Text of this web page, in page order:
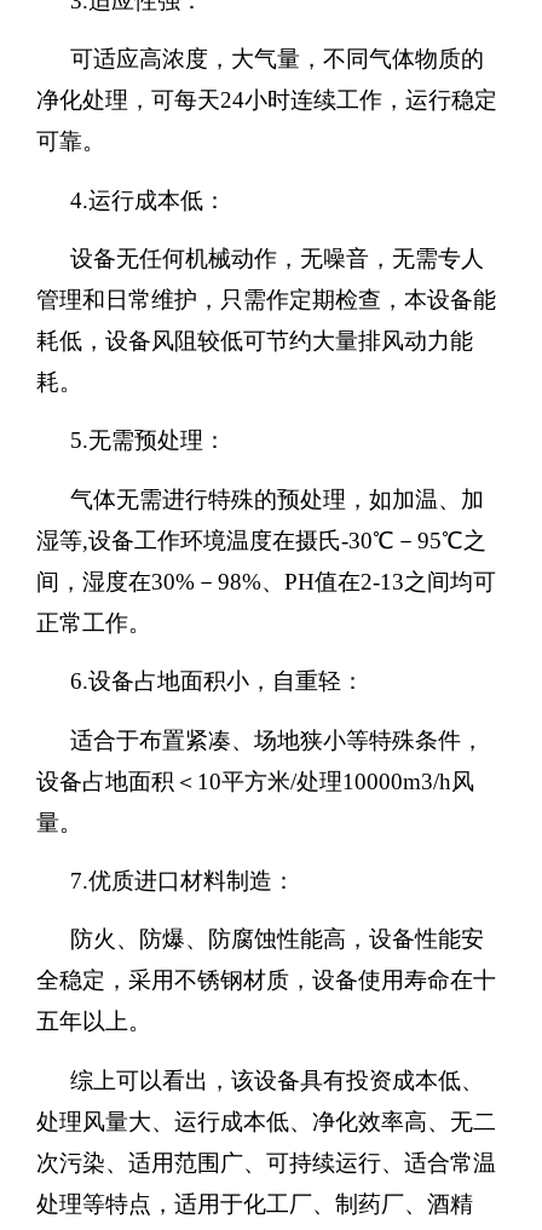
可适应高浓度，大气量，不同气体物质的
净化处理，可每天24小时连续工作，运行稳定
可靠。
4.运行成本低：
设备无任何机械动作，无噪音，无需专人
管理和日常维护，只需作定期检查，本设备能
耗低，设备风阻较低可节约大量排风动力能
耗。
5.无需预处理：
气体无需进行特殊的预处理，如加温、加
湿等,设备工作环境温度在摄氏-30℃－95℃之
间，湿度在30%－98%、PH值在2-13之间均可
正常工作。
6.设备占地面积小，自重轻：
适合于布置紧凑、场地狭小等特殊条件，
设备占地面积＜ 10平方米/处理10000m3/h风
量。
7.优质进口材料制造：
防火、防爆、防腐蚀性能高，设备性能安
全稳定，采用不锈钢材质，设备使用寿命在十
五年以上。
综上可以看出，该设备具有投资成本低、
处理风量大、运行成本低、净化效率高、无二
次污染、适用范围广、可持续运行、适合常温
处理等特点，适用于化工厂、制药厂、酒精